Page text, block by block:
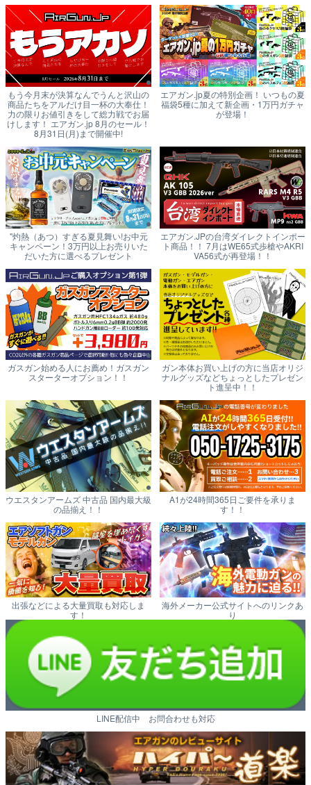
もう今月末が決算なんでうんと沢山の
商品たちをアルだけ目一杯の大奉仕！
力の限りお値引きをして総力戦でお届
けします！ エアガン.jp 8月のセール！
8月31日(月)まで開催中!
エアガン.jp夏の特別企画！ いつもの夏
福袋5種に加えて新企画・1万円ガチャ
が登場！
"灼熱（あつ）すぎる夏見舞い!お中元
キャンペーン！3万円以上お売りいた
だいた方に選べるプレゼント
エアガン.JPの台湾ダイレクトインポー
ト商品！！ 7月はWE65式歩槍やAKRI
VA56式が再登場！！
ガスガン始める人にお薦め！ガスガン
スターターオプション！！
ガン本体お買い上げの方に当店オリジ
ナルグッズなどちょっとしたプレゼン
ト進呈中！！
ウエスタンアームズ 中古品 国内最大級
の品揃え！！
A1が24時間365日ご要件を承りま
す！！
出張などによる大量買取も対応しま
す！
海外メーカー公式サイトへのリンクあ
り
LINE配信中 お問合わせも対応